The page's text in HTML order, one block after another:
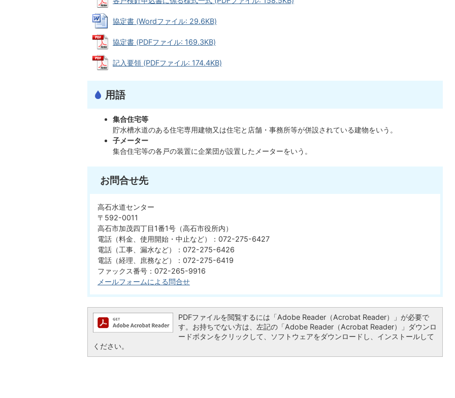
協定書 (Wordファイル: 29.6KB)
協定書 (PDFファイル: 169.3KB)
記入要領 (PDFファイル: 174.4KB)
用語
集合住宅等
貯水槽水道のある住宅専用建物又は住宅と店舗・事務所等が併設されている建物をいう。
子メーター
集合住宅等の各戸の装置に企業団が設置したメーターをいう。
お問合せ先
高石水道センター
〒592-0011
高石市加茂四丁目1番1号（高石市役所内）
電話（料金、使用開始・中止など）：072-275-6427
電話（工事、漏水など）：072-275-6426
電話（経理、庶務など）：072-275-6419
ファックス番号：072-265-9916
メールフォームによる問合せ
PDFファイルを閲覧するには「Adobe Reader（Acrobat Reader）」が必要で
す。お持ちでない方は、左記の「Adobe Reader（Acrobat Reader）」ダウンロ
ードボタンをクリックして、ソフトウェアをダウンロードし、インストールして
ください。